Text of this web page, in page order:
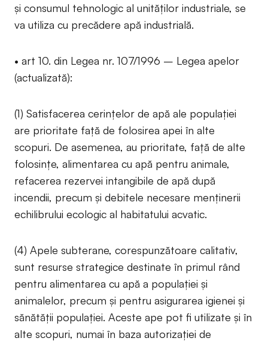
și consumul tehnologic al unităților industriale, se
va utiliza cu precădere apă industrială.
• art 10. din Legea nr. 107/1996 – Legea apelor
(actualizată):
(1) Satisfacerea cerinţelor de apă ale populaţiei
are prioritate faţă de folosirea apei în alte
scopuri. De asemenea, au prioritate, faţă de alte
folosinţe, alimentarea cu apă pentru animale,
refacerea rezervei intangibile de apă după
incendii, precum şi debitele necesare menţinerii
echilibrului ecologic al habitatului acvatic.
(4) Apele subterane, corespunzătoare calitativ,
sunt resurse strategice destinate în primul rând
pentru alimentarea cu apă a populaţiei şi
animalelor, precum şi pentru asigurarea igienei şi
sănătăţii populaţiei. Aceste ape pot fi utilizate şi în
alte scopuri, numai în baza autorizaţiei de